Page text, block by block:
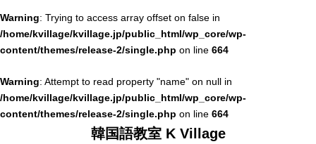
Warning: Trying to access array offset on false in
/home/kvillage/kvillage.jp/public_html/wp_core/wp-
content/themes/release-2/single.php on line 664
Warning: Attempt to read property "name" on null in
/home/kvillage/kvillage.jp/public_html/wp_core/wp-
content/themes/release-2/single.php on line 664
韓国語教室 K Village